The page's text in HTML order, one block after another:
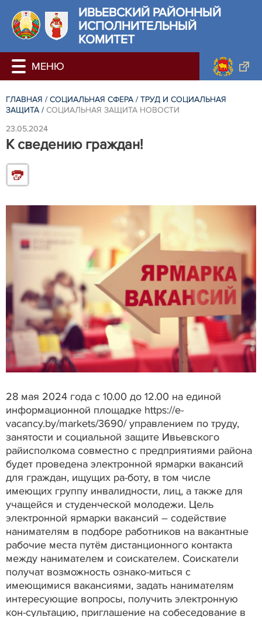
ИВЬЕВСКИЙ РАЙОННЫЙ
ИСПОЛНИТЕЛЬНЫЙ
КОМИТЕТ
ГЛАВНАЯ / СОЦИАЛЬНАЯ СФЕРА / ТРУД И СОЦИАЛЬНАЯ
ЗАЩИТА / СОЦИАЛЬНАЯ ЗАЩИТА НОВОСТИ
23.05.2024
К сведению граждан!
28 мая 2024 года с 10.00 до 12.00 на единой
информационной площадке https://e-
vacancy.by/markets/3690/ управлением по труду,
занятости и социальной защите Ивьевского
райисполкома совместно с предприятиями района
будет проведена электронной ярмарки вакансий
для граждан, ищущих ра-боту, в том числе
имеющих группу инвалидности, лиц, а также для
учащейся и студенческой молодежи. Цель
электронной ярмарки вакансий – содействие
нанимателям в подборе работников на вакантные
рабочие места путём дистанционного контакта
между нанимателем и соискателем. Соискатели
получат возможность ознако-миться с
имеющимися вакансиями, задать нанимателям
интересующие вопросы, получить электронную
кон-сультацию, приглашение на собеседование в